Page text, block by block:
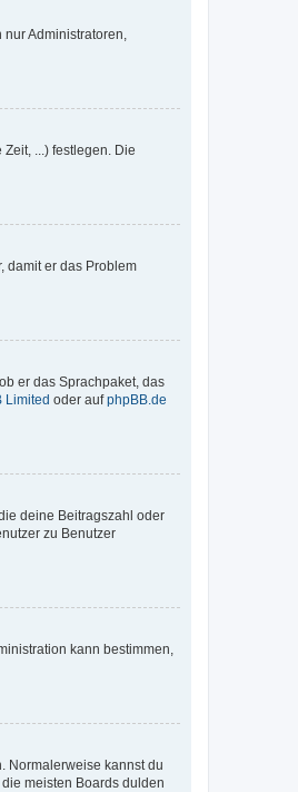
Administratoren,
...) festlegen. Die
damit er das Problem
er das Sprachpaket, das
Limited oder aufphpBB.de
deine Beitragszahl oder
zu Benutzer
kann bestimmen,
Normalerweise kannst du
meisten Boards dulden